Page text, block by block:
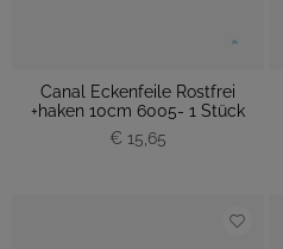
Canal Eckenfeile Rostfrei
+haken 10cm 6005- 1 Stück
€ 15,65